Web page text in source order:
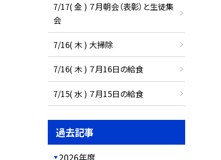
7/17( 金 ) ７月朝会（表彰）と生徒集
会
7/16( 木 ) 大掃除
7/16( 木 ) ７月16日の給食
7/15( 水 ) ７月15日の給食
過去記事
2026年度